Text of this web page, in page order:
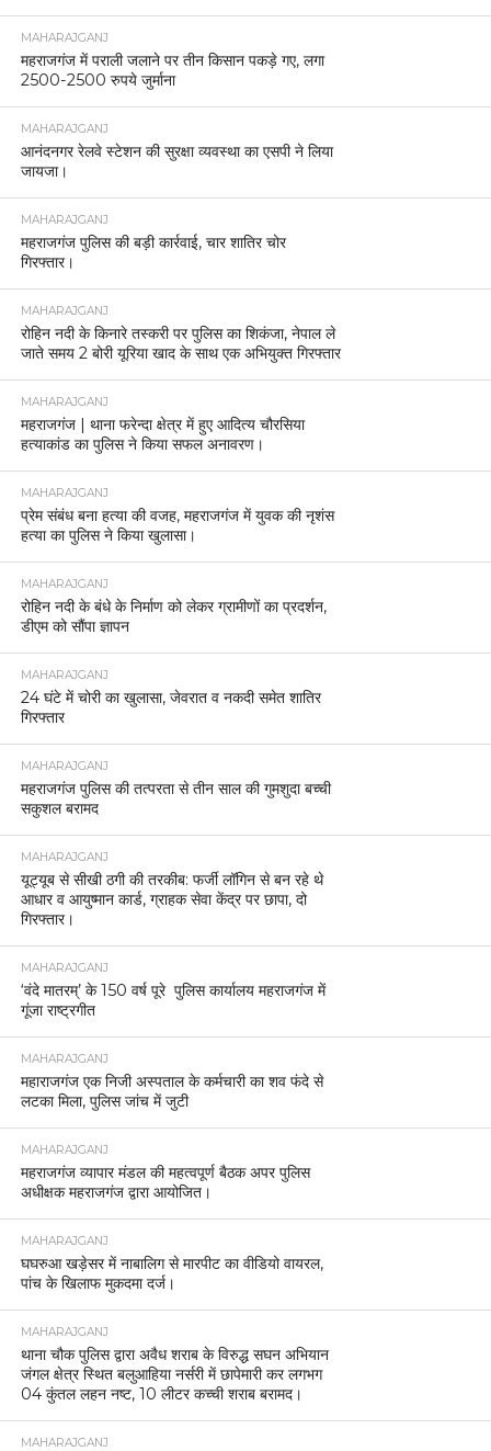
MAHARAJGANJ
महराजगंज में पराली जलाने पर तीन किसान पकड़े गए, लगा
2500-2500 रुपये जुर्माना
MAHARAJGANJ
आनंदनगर रेलवे स्टेशन की सुरक्षा व्यवस्था का एसपी ने लिया
जायजा।
MAHARAJGANJ
महराजगंज पुलिस की बड़ी कार्रवाई, चार शातिर चोर
गिरफ्तार।
MAHARAJGANJ
रोहिन नदी के किनारे तस्करी पर पुलिस का शिकंजा, नेपाल ले
जाते समय 2 बोरी यूरिया खाद के साथ एक अभियुक्त गिरफ्तार
MAHARAJGANJ
महराजगंज | थाना फरेन्दा क्षेत्र में हुए आदित्य चौरसिया
हत्याकांड का पुलिस ने किया सफल अनावरण।
MAHARAJGANJ
प्रेम संबंध बना हत्या की वजह, महराजगंज में युवक की नृशंस
हत्या का पुलिस ने किया खुलासा।
MAHARAJGANJ
रोहिन नदी के बंधे के निर्माण को लेकर ग्रामीणों का प्रदर्शन,
डीएम को सौंपा ज्ञापन
MAHARAJGANJ
24 घंटे में चोरी का खुलासा, जेवरात व नकदी समेत शातिर
गिरफ्तार
MAHARAJGANJ
महराजगंज पुलिस की तत्परता से तीन साल की गुमशुदा बच्ची
सकुशल बरामद
MAHARAJGANJ
यूट्यूब से सीखी ठगी की तरकीब: फर्जी लॉगिन से बन रहे थे
आधार व आयुष्मान कार्ड, ग्राहक सेवा केंद्र पर छापा, दो
गिरफ्तार।
MAHARAJGANJ
‘वंदे मातरम्’ के 150 वर्ष पूरे पुलिस कार्यालय महराजगंज में
गूंजा राष्ट्रगीत
MAHARAJGANJ
महाराजगंज एक निजी अस्पताल के कर्मचारी का शव फंदे से
लटका मिला, पुलिस जांच में जुटी
MAHARAJGANJ
महराजगंज व्यापार मंडल की महत्वपूर्ण बैठक अपर पुलिस
अधीक्षक महराजगंज द्वारा आयोजित।
MAHARAJGANJ
घघरुआ खड़ेसर में नाबालिग से मारपीट का वीडियो वायरल,
पांच के खिलाफ मुकदमा दर्ज।
MAHARAJGANJ
थाना चौक पुलिस द्वारा अवैध शराब के विरुद्ध सघन अभियान
जंगल क्षेत्र स्थित बलुआहिया नर्सरी में छापेमारी कर लगभग
04 कुंतल लहन नष्ट, 10 लीटर कच्ची शराब बरामद।
MAHARAJGANJ